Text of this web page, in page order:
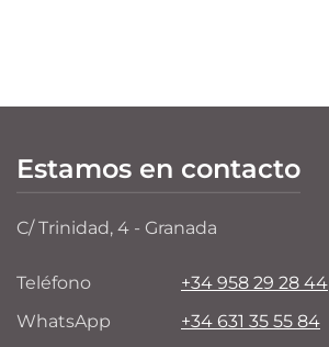
Estamos en contacto
C/ Trinidad, 4 - Granada
Teléfono
+34 958 29 28 44
WhatsApp
+34 631 35 55 84